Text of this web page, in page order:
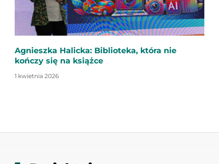
Agnieszka Halicka: Biblioteka, która nie
kończy się na książce
1 kwietnia 2026